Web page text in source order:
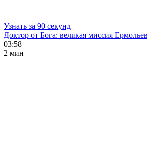
Узнать за 90 секунд
Доктор от Бога: великая миссия
03:58
2 мин